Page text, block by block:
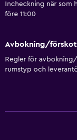
Utsikt över
Heltäckningsmatta
Utsikt över poolen
Incheckning när som
före 11:00
Avbokning/
Regler för
rumstyp och